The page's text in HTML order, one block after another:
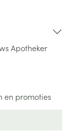
Apotheker
en promoties